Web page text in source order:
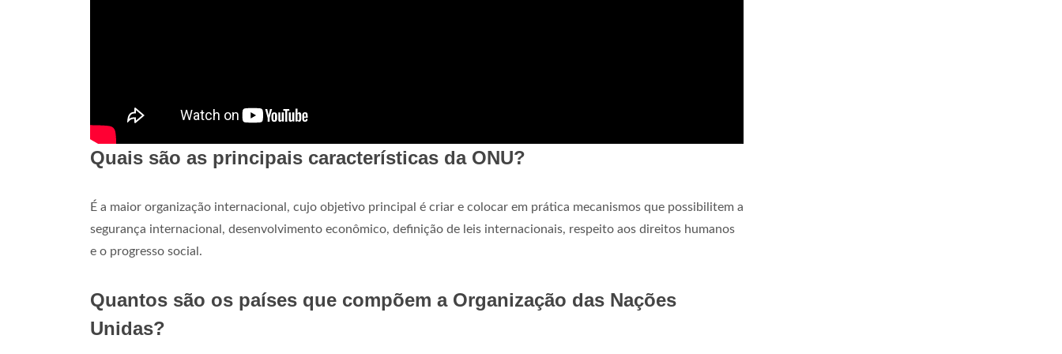
Quais são as principais características da ONU?
É a maior organização internacional, cujo objetivo principal é criar e colocar em prática mecanismos que possibilitem a
segurança internacional, desenvolvimento econômico, definição de leis internacionais, respeito aos direitos humanos
e o progresso social.
Quantos são os países que compõem a Organização das Nações
Unidas?